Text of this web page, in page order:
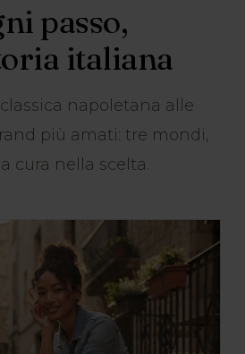
passo,
italiana
napoletana alle
più amati: tre mondi,
cura nella scelta.